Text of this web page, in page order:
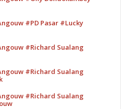
#PD Pasar #Lucky
#Richard Sualang
#Richard Sualang
#Richard Sualang